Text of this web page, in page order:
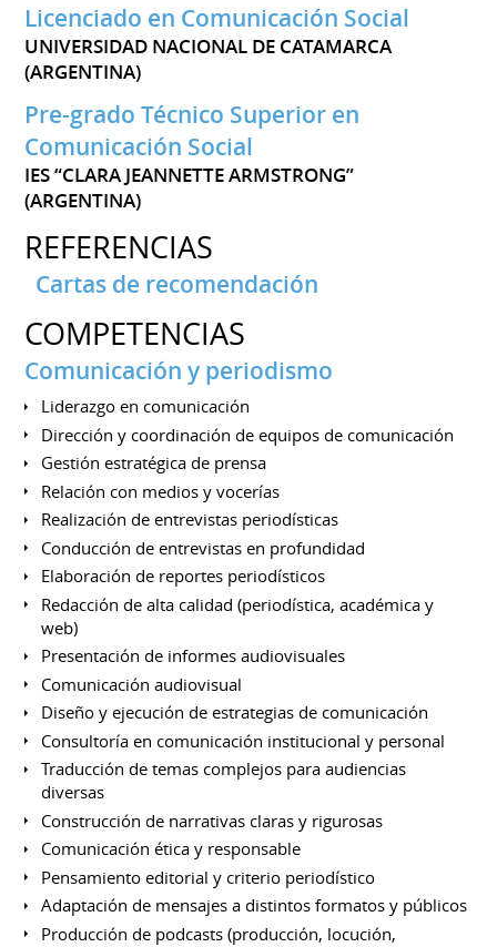
Licenciado en Comunicación Social
UNIVERSIDAD NACIONAL DE CATAMARCA
(ARGENTINA)
Pre-grado Técnico Superior en
Comunicación Social
IES “CLARA JEANNETTE ARMSTRONG”
(ARGENTINA)
REFERENCIAS
Cartas de recomendación
COMPETENCIAS
Comunicación y periodismo
Liderazgo en comunicación
Dirección y coordinación de equipos de comunicación
Gestión estratégica de prensa
Relación con medios y vocerías
Realización de entrevistas periodísticas
Conducción de entrevistas en profundidad
Elaboración de reportes periodísticos
Redacción de alta calidad (periodística, académica y
web)
Presentación de informes audiovisuales
Comunicación audiovisual
Diseño y ejecución de estrategias de comunicación
Consultoría en comunicación institucional y personal
Traducción de temas complejos para audiencias
diversas
Construcción de narrativas claras y rigurosas
Comunicación ética y responsable
Pensamiento editorial y criterio periodístico
Adaptación de mensajes a distintos formatos y públicos
Producción de podcasts (producción, locución,